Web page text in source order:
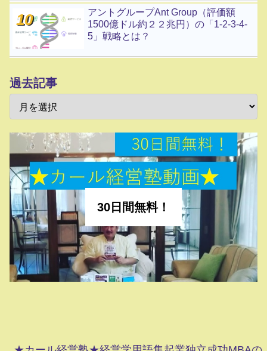
アントグループAnt Group（評価額
1500億ドル約２２兆円）の「1-2-3-4-
5」戦略とは？
過去記事
30日間無料！